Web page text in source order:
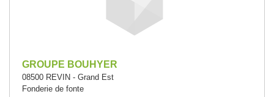
GROUPE BOUHYER
08500 REVIN - Grand Est
Fonderie de fonte